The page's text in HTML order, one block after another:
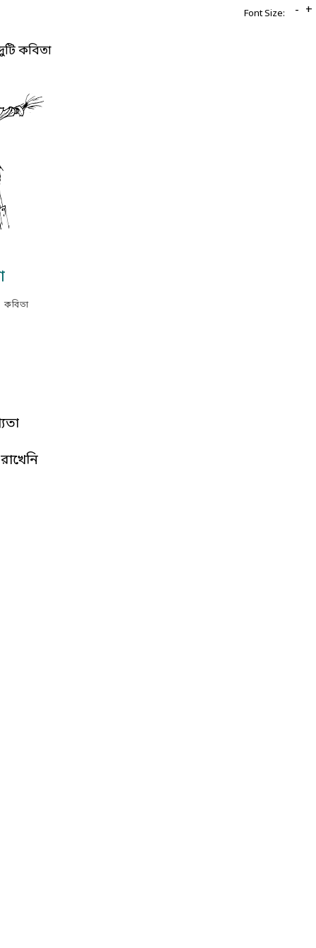
কবিতা
কবিতা
Font Size: - +